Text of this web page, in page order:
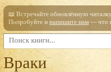
📖 Встречайте обновлённую
Попробуйте и напишите нам — что
Враки